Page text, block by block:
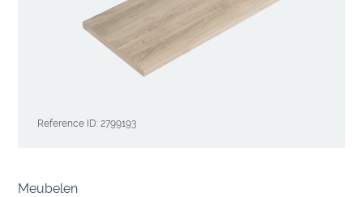
Reference ID: 2799193
Meubelen